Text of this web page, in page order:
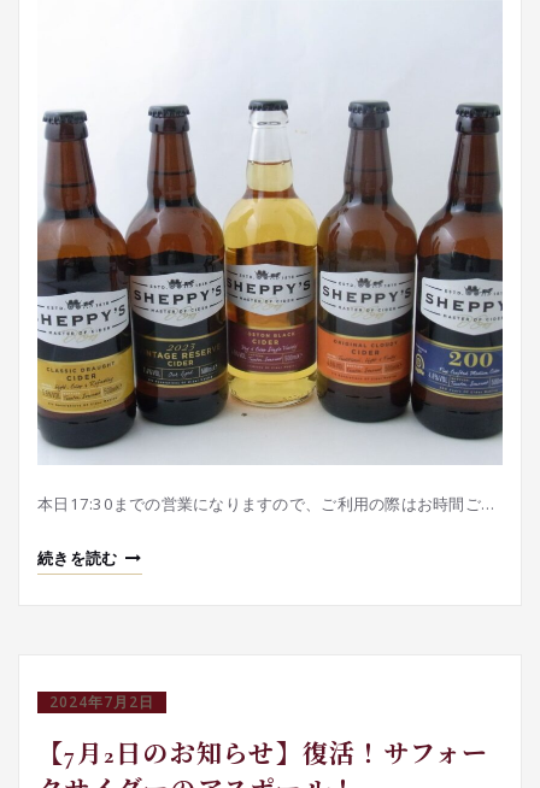
本日17:30までの営業になりますので、ご利用の際はお時間ご…
続きを読む
2024年7月2日
【7月2日のお知らせ】復活！サフォー